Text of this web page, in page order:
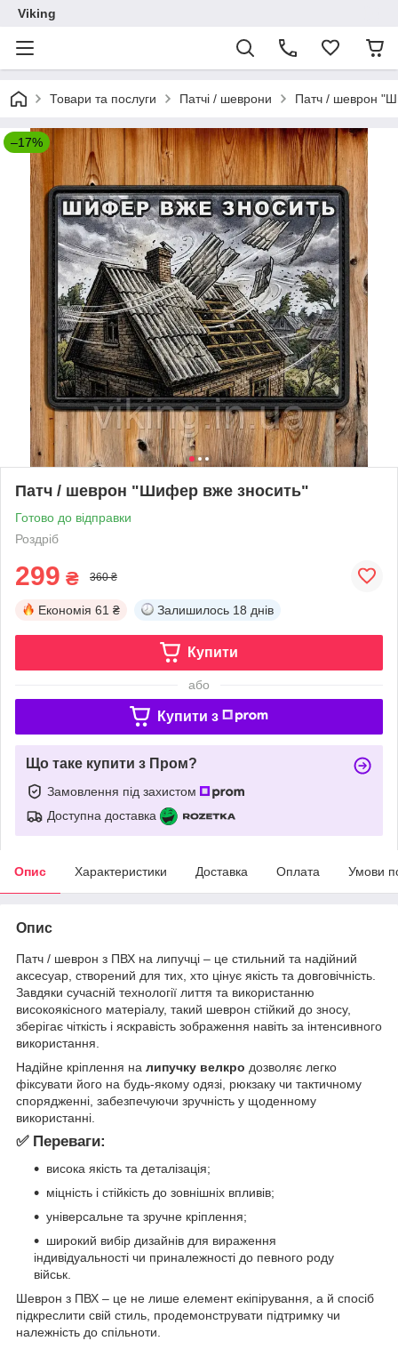
Viking
Товари та послуги Патчі / шеврони Патч / шеврон
–17%
Патч / шеврон "Шифер вже зносить"
Готово до відправки
Роздріб
299 ₴ 360 ₴
Економія 61 ₴ Залишилось 18 днів
Купити
або
Купити з
Що таке купити з Пром?
Замовлення під захистом
Доступна доставка
Опис Характеристики Доставка Оплата Умови
Опис
Патч / шеврон з ПВХ на липучці – це стильний та надійний
аксесуар, створений для тих, хто цінує якість та довговічність.
Завдяки сучасній технології лиття та використанню
високоякісного матеріалу, такий шеврон стійкий до зносу,
зберігає чіткість і яскравість зображення навіть за інтенсивного
використання.
Надійне кріплення на липучку велкро дозволяє легко
фіксувати його на будь-якому одязі, рюкзаку чи тактичному
спорядженні, забезпечуючи зручність у щоденному
використанні.
✅ Переваги:
висока якість та деталізація;
міцність і стійкість до зовнішніх впливів;
універсальне та зручне кріплення;
широкий вибір дизайнів для вираження
індивідуальності чи приналежності до певного роду
військ.
Шеврон з ПВХ – це не лише елемент екіпірування, а й спосіб
підкреслити свій стиль, продемонструвати підтримку чи
належність до спільноти.